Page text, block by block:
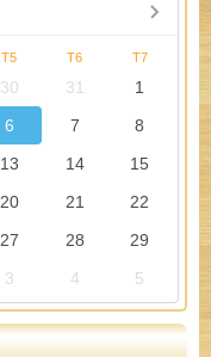
T5 T6 T7
30 31
1
6 7
8
13 14
15
20 21
22
27 28
29
3 4 5